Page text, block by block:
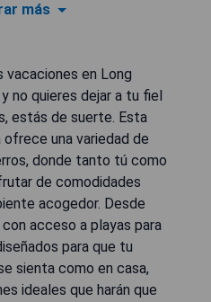
más
vacaciones en Long
no quieres dejar a tu fiel
estás de suerte. Esta
una variedad de
donde tanto tú como
de comodidades
acogedor. Desde
acceso a playas para
para que tu
sienta como en casa,
ideales que harán que